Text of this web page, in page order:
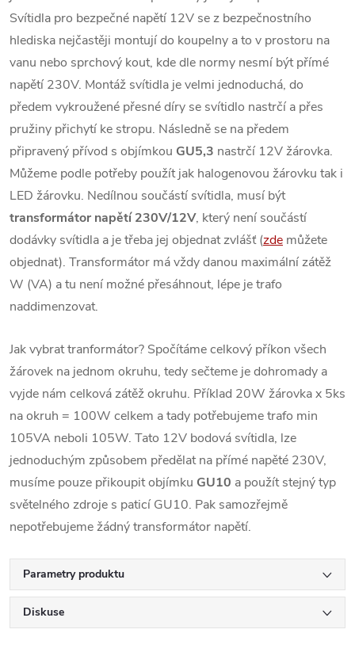
Svítidla pro bezpečné napětí 12V se z bezpečnostního
hlediska nejčastěji montují do koupelny a to v prostoru na
vanu nebo sprchový kout, kde dle normy nesmí být přímé
napětí 230V. Montáž svítidla je velmi jednoduchá, do
předem vykroužené přesné díry se svítidlo nastrčí a přes
pružiny přichytí ke stropu. Následně se na předem
připravený přívod s objímkou GU5,3 nastrčí 12V žárovka.
Můžeme podle potřeby použít jak halogenovou žárovku tak i
LED žárovku. Nedílnou součástí svítidla, musí být
transformátor napětí 230V/12V, který není součástí
dodávky svítidla a je třeba jej objednat zvlášť (zde můžete
objednat). Transformátor má vždy danou maximální zátěž
W (VA) a tu není možné přesáhnout, lépe je trafo
naddimenzovat.
Jak vybrat tranformátor? Spočítáme celkový příkon všech
žárovek na jednom okruhu, tedy sečteme je dohromady a
vyjde nám celková zátěž okruhu. Příklad 20W žárovka x 5ks
na okruh = 100W celkem a tady potřebujeme trafo min
105VA neboli 105W. Tato 12V bodová svítidla, lze
jednoduchým způsobem předělat na přímé napěté 230V,
musíme pouze přikoupit objímku GU10 a použít stejný typ
světelného zdroje s paticí GU10. Pak samozřejmě
nepotřebujeme žádný transformátor napětí.
Parametry produktu
Diskuse